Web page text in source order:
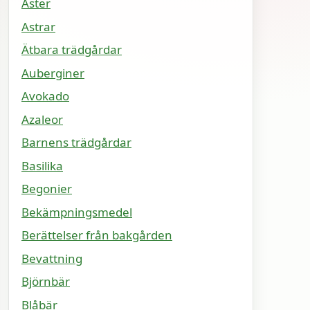
Astrar
Ätbara trädgårdar
Auberginer
Avokado
Azaleor
Barnens trädgårdar
Basilika
Begonier
Bekämpningsmedel
Berättelser från bakgården
Bevattning
Björnbär
Blåbär